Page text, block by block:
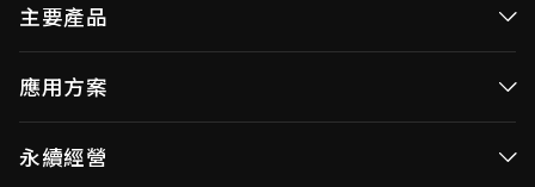
主要產品
視訊/影像控制器
應用方案
永續經營